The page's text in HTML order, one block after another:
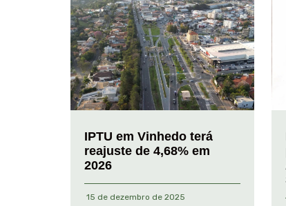
IPTU em Vinhedo terá
reajuste de 4,68% em
2026
15 de dezembro de 2025